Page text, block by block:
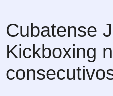
Cubatão inicia campanha de
Formatura marca conquista de 50
Cubatense
Kickboxing